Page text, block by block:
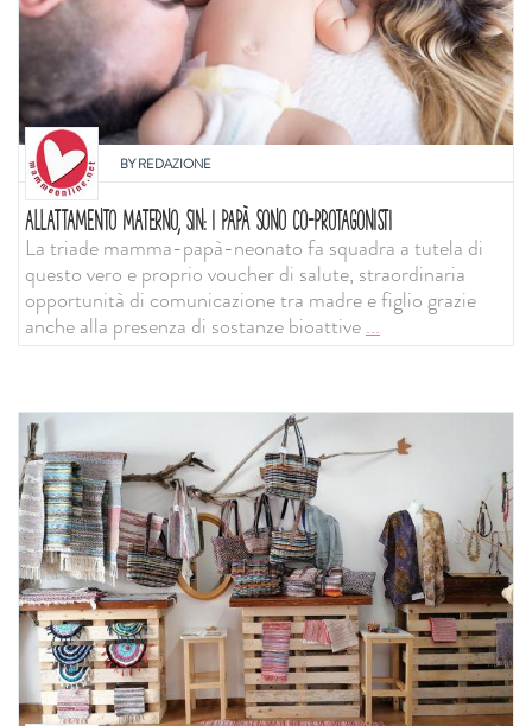
BYREDAZIONE
ALLATTAMENTO MATERNO, SIN: I PAPÀ SONO CO-PROTAGONISTI
La triade mamma-papà-neonato fa squadra a tutela di
questo vero e proprio voucher di salute, straordinaria
opportunità di comunicazione tra madre e figlio grazie
anche alla presenza di sostanze bioattive...